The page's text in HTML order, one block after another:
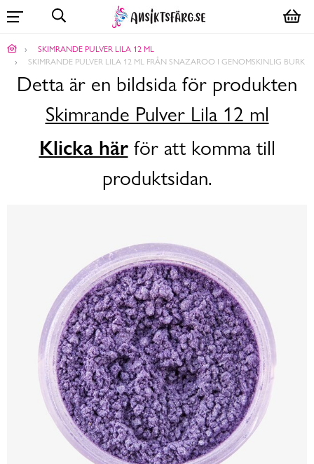
SKIMRANDE PULVER LILA 12 ML
SKIMRANDE PULVER LILA 12 ML FRÅN SNAZAROO I GENOMSKINLIG BURK
Detta är en bildsida för produkten
Skimrande Pulver Lila 12 ml
Klicka härför att komma till
produktsidan.